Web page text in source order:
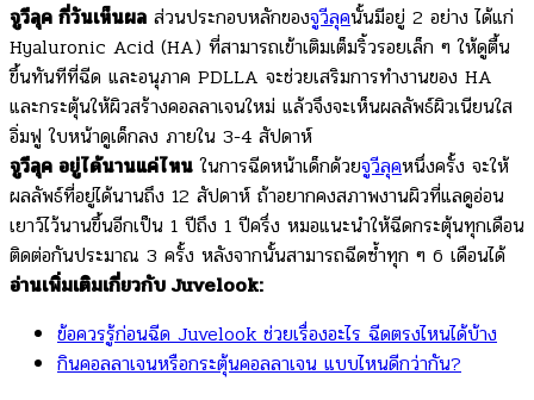
จูวีลุค กี่วันเห็นผล ส่วนประกอบหลักของจูวีลุคนั้นมีอยู่ 2 อย่าง ได้แก่
Hyaluronic Acid (HA) ที่สามารถเข้าเติมเต็มริ้วรอยเล็ก ๆ ให้ดูตื้น
ขึ้นทันทีที่ฉีด และอนุภาค PDLLA จะช่วยเสริมการทำงานของ HA
และกระตุ้นให้ผิวสร้างคอลลาเจนใหม่ แล้วจึงจะเห็นผลลัพธ์ผิวเนียนใส
อิ่มฟู ใบหน้าดูเด็กลง ภายใน 3-4 สัปดาห์
จูวีลุค อยู่ได้นานแค่ไหน ในการฉีดหน้าเด็กด้วยจูวีลุคหนึ่งครั้ง จะให้
ผลลัพธ์ที่อยู่ได้นานถึง 12 สัปดาห์ ถ้าอยากคงสภาพงานผิวที่แลดูอ่อน
เยาว์ไว้นานขึ้นอีกเป็น 1 ปีถึง 1 ปีครึ่ง หมอแนะนำให้ฉีดกระตุ้นทุกเดือน
ติดต่อกันประมาณ 3 ครั้ง หลังจากนั้นสามารถฉีดซ้ำทุก ๆ 6 เดือนได้
อ่านเพิ่มเติมเกี่ยวกับ Juvelook:
ข้อควรรู้ก่อนฉีด Juvelook ช่วยเรื่องอะไร ฉีดตรงไหนได้บ้าง
กินคอลลาเจนหรือกระตุ้นคอลลาเจน แบบไหนดีกว่ากัน?